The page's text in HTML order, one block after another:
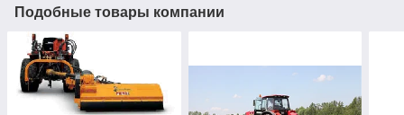
Подобные товары компании